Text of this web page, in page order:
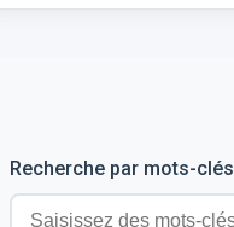
Recherche par mots-clés